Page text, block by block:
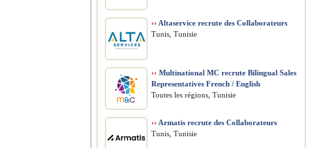
›› Altaservice recrute des Collaborateurs
Tunis, Tunisie
›› Multinational MC recrute Bilingual Sales
Representatives French / English
Toutes les régions, Tunisie
›› Armatis recrute des Collaborateurs
Tunis, Tunisie